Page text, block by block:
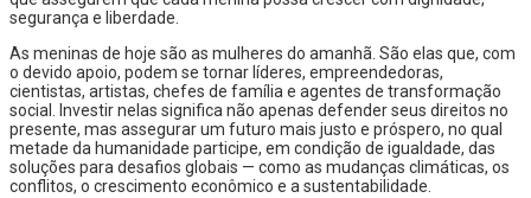
segurança e liberdade.
As meninas de hoje são as mulheres do amanhã. São elas que, com
o devido apoio, podem se tornar líderes, empreendedoras,
cientistas, artistas, chefes de família e agentes de transformação
social. Investir nelas significa não apenas defender seus direitos no
presente, mas assegurar um futuro mais justo e próspero, no qual
metade da humanidade participe, em condição de igualdade, das
soluções para desafios globais — como as mudanças climáticas, os
conflitos, o crescimento econômico e a sustentabilidade.